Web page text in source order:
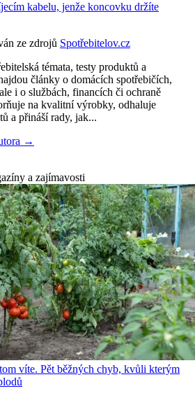
kabelu, jenže koncovku držíte
ze zdrojů Spotřebitelov.cz
témata, testy produktů a
články o domácích spotřebičích,
i o službách, financích či ochraně
na kvalitní výrobky, odhaluje
a přináší rady, jak...
→
a zajímavosti
víte. Pět běžných chyb, kvůli kterým